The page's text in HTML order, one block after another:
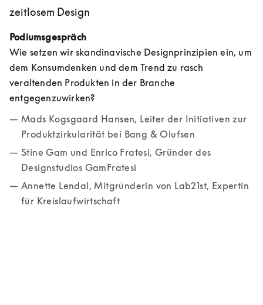
zeitlosem Design
Podiumsgespräch
Wie setzen wir skandinavische Designprinzipien ein, um
dem Konsumdenken und dem Trend zu rasch
veraltenden Produkten in der Branche
entgegenzuwirken?
Mads Kogsgaard Hansen, Leiter der Initiativen zur
Produktzirkularität bei Bang & Olufsen
Stine Gam und Enrico Fratesi, Gründer des
Designstudios GamFratesi
Annette Lendal, Mitgründerin von Lab21st, Expertin
für Kreislaufwirtschaft